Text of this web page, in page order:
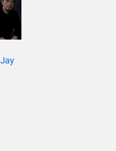
Jay